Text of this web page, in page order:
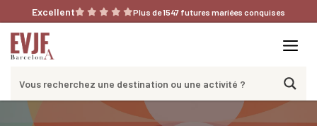
au
contenu
Excellent Plus de 1547 futures mariées conquises